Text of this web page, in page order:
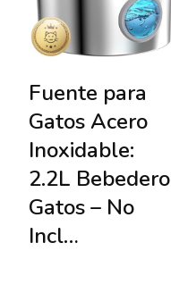
Fuente para
Gatos Acero
Inoxidable:
2.2L Bebedero
Gatos – No
Incl…